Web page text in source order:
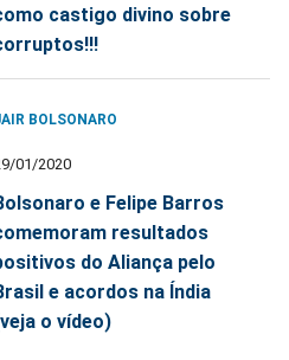
castigo divino sobre
BOLSONARO
01/2020
e Felipe Barros
resultados
do Aliança pelo
e acordos na Índia
o vídeo)